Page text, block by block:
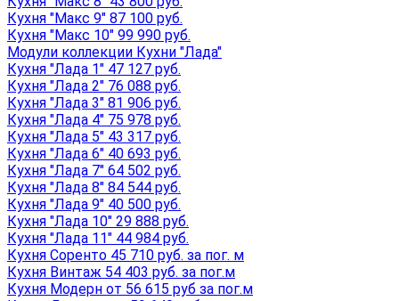
Кухня "Макс 9" 87 100 руб.
Кухня "Макс 10" 99 990 руб.
Модули коллекции Кухни "Лада"
Кухня "Лада 1" 47 127 руб.
Кухня "Лада 2" 76 088 руб.
Кухня "Лада 3" 81 906 руб.
Кухня "Лада 4" 75 978 руб.
Кухня "Лада 5" 43 317 руб.
Кухня "Лада 6" 40 693 руб.
Кухня "Лада 7" 64 502 руб.
Кухня "Лада 8" 84 544 руб.
Кухня "Лада 9" 40 500 руб.
Кухня "Лада 10" 29 888 руб.
Кухня "Лада 11" 44 984 руб.
Кухня Соренто 45 710 руб. за пог. м
Кухня Винтаж 54 403 руб. за пог.м
Кухня Модерн от 56 615 руб за пог.м